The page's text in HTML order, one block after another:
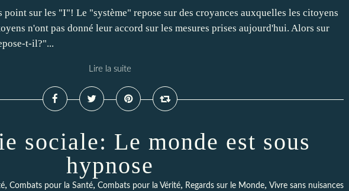
sur les "I"! Le "système" repose sur des croyances auxquelles les citoyens
n'ont pas donné leur accord sur les mesures prises aujourd'hui. Alors sur
t-il?"...
Lire la suite
sociale: Le monde est sous
hypnose
, Combats pour la Santé, Combats pour la Vérité, Regards sur le Monde, Vivre sans nuisances